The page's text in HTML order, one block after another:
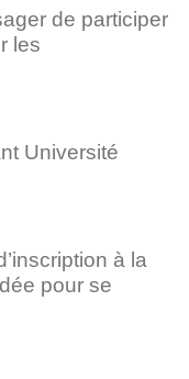
de participer
les
Université
à la
pour se